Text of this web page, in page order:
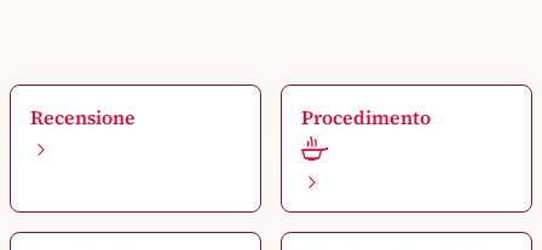
Recensione Procedimento